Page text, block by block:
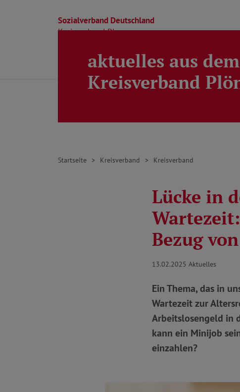
Sozialverband Deutschland
Kreisverband Ploen
Direkt zu den Inhalten springen
Beratung Ortsverbände Kreisverband
aktuelles aus dem
Kreisverband
Startseite Kreisverband Kreisverband
Lücke in
Bezug
13.02.2025 Aktuelles
Ein Thema, das in
Wartezeit zur
Arbeitslosengeld in
kann ein Minijob
einzahlen?